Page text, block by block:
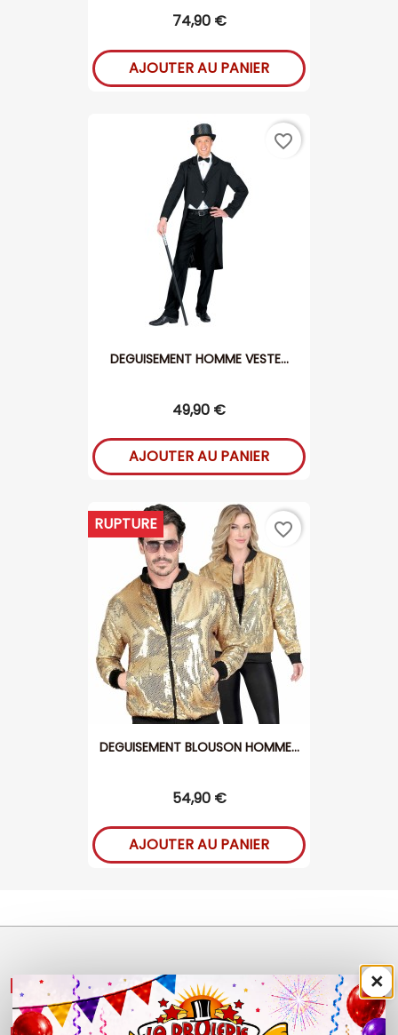
74,90 €
AJOUTER AU PANIER
DEGUISEMENT HOMME VESTE...
49,90 €
AJOUTER AU PANIER
favorite_border
DEGUISEMENT BLOUSON HOMME...
54,90 €
RUPTURE
AJOUTER AU PANIER
favorite_border
NOS PRODUITS ×